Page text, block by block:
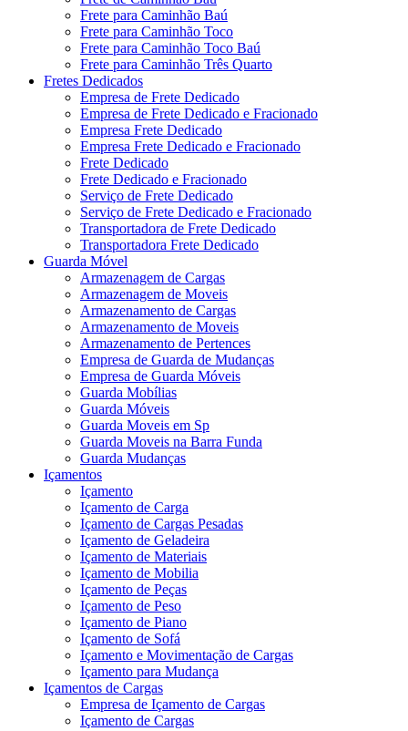
Frete para Caminhão Baú
Frete para Caminhão Toco
Frete para Caminhão Toco Baú
Frete para Caminhão Três Quarto
Fretes Dedicados
Empresa de Frete Dedicado
Empresa de Frete Dedicado e Fracionado
Empresa Frete Dedicado
Empresa Frete Dedicado e Fracionado
Frete Dedicado
Frete Dedicado e Fracionado
Serviço de Frete Dedicado
Serviço de Frete Dedicado e Fracionado
Transportadora de Frete Dedicado
Transportadora Frete Dedicado
Guarda Móvel
Armazenagem de Cargas
Armazenagem de Moveis
Armazenamento de Cargas
Armazenamento de Moveis
Armazenamento de Pertences
Empresa de Guarda de Mudanças
Empresa de Guarda Móveis
Guarda Mobílias
Guarda Móveis
Guarda Moveis em Sp
Guarda Moveis na Barra Funda
Guarda Mudanças
Içamentos
Içamento
Içamento de Carga
Içamento de Cargas Pesadas
Içamento de Geladeira
Içamento de Materiais
Içamento de Mobilia
Içamento de Peças
Içamento de Peso
Içamento de Piano
Içamento de Sofá
Içamento e Movimentação de Cargas
Içamento para Mudança
Içamentos de Cargas
Empresa de Içamento de Cargas
Içamento de Cargas